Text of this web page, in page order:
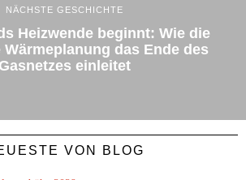
NÄCHSTE GESCHICHTE
Heizwende beginnt: Wie die
das Ende des
Gasnetzes einleitet
VON BLOG